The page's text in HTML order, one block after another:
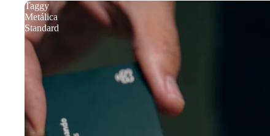
Taggy
Metálica
Standard